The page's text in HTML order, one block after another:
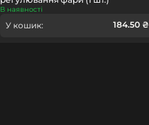
В наявності
У кошик: 184.50 ₴